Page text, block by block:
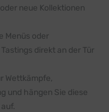
neue Kollektionen
Menüs oder
direkt an der Tür
Wettkämpfe,
und hängen Sie diese